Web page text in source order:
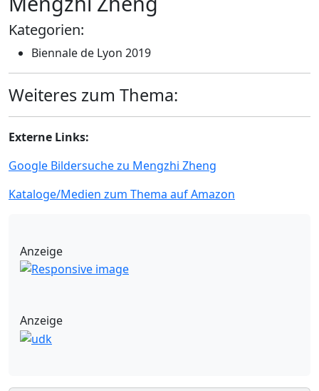
Kategorien:
Biennale de Lyon 2019
Weiteres zum Thema:
Externe Links:
Google Bildersuche zu Mengzhi Zheng
Kataloge/Medien zum Thema auf Amazon
Anzeige
Anzeige